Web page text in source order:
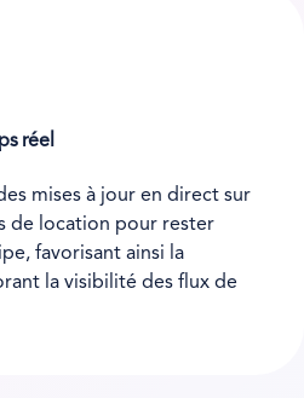
réel
mises à jour en direct sur
de location pour rester
favorisant ainsi la
la visibilité des flux de